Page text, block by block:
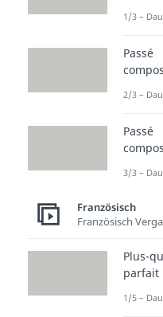
1/3 –
Passé
2/3 –
Passé
3/3 –
Französisch
Französisch
Plus-
parfait
1/5 –